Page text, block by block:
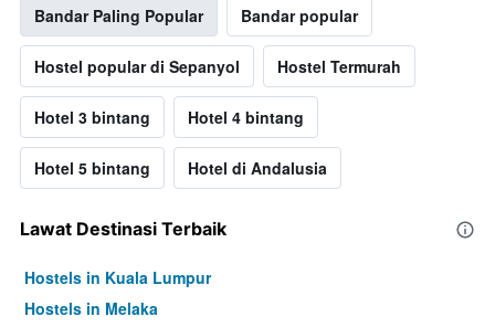
Bandar Paling Popular Bandar popular
Hostel popular di Sepanyol Hostel Termurah
Hotel 3 bintang Hotel 4 bintang
Hotel 5 bintang Hotel di Andalusia
Lawat Destinasi Terbaik
Hostels in Kuala Lumpur
Hostels in Melaka